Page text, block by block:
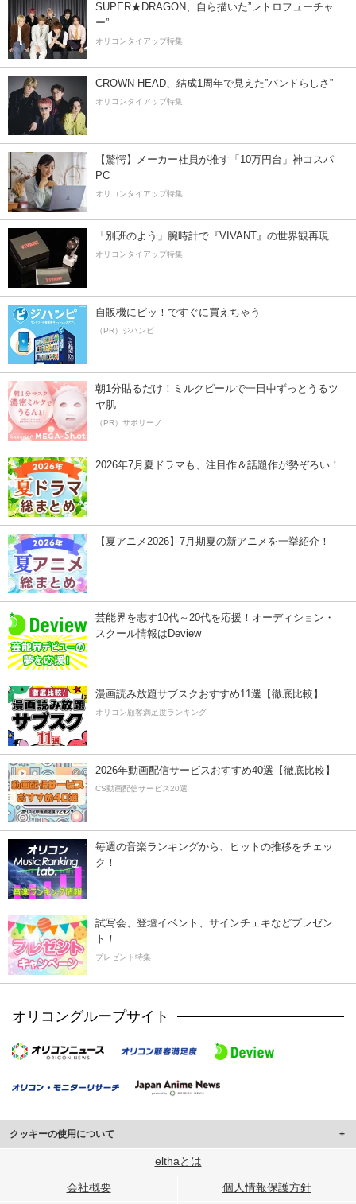
SUPER★DRAGON、自ら描いた”レトロフューチャ
ー”
オリコンタイアップ特集
CROWN HEAD、結成1周年で見えた”バンドらしさ”
オリコンタイアップ特集
【驚愕】メーカー社員が推す「10万円台」神コスパ
PC
オリコンタイアップ特集
「別班のよう」腕時計で『VIVANT』の世界観再現
オリコンタイアップ特集
自販機にピッ！ですぐに買えちゃう
（PR）ジハンピ
朝1分貼るだけ！ミルクピールで一日中ずっとうるツ
ヤ肌
（PR）サボリーノ
2026年7月夏ドラマも、注目作＆話題作が勢ぞろい！
【夏アニメ2026】7月期夏の新アニメを一挙紹介！
芸能界を志す10代～20代を応援！オーディション・
スクール情報はDeview
漫画読み放題サブスクおすすめ11選【徹底比較】
オリコン顧客満足度ランキング
2026年動画配信サービスおすすめ40選【徹底比較】
CS動画配信サービス20選
毎週の音楽ランキングから、ヒットの推移をチェッ
ク！
試写会、登壇イベント、サインチェキなどプレゼン
ト！
プレゼント特集
オリコングループサイト
クッキーの使用について
このサイトでは Cookie を使用して、ユーザーに合わせたコンテンツや広告の
行っています。
elthaとは
会社概要 個人情報保護方針